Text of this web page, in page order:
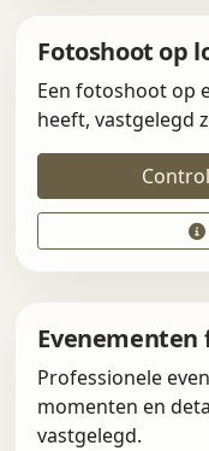
Fotoshoot op
Een fotoshoot op
heeft, vastgelegd
Professionele
momenten en
vastgelegd.